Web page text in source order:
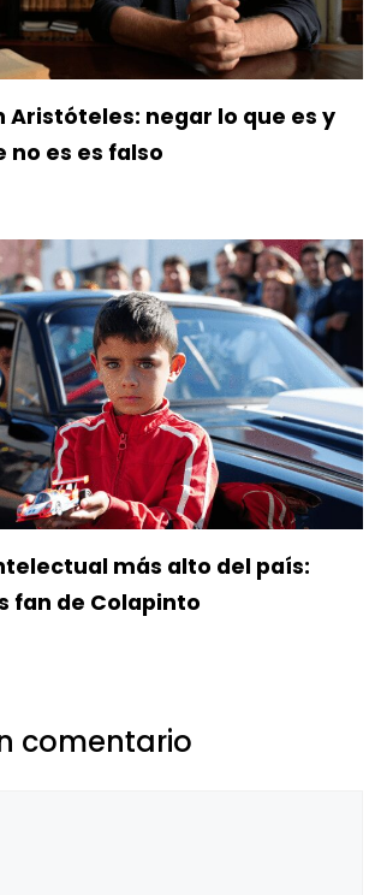
Aristóteles: negar lo que es y
no es es falso
más alto del país:
fan de Colapinto
comentario